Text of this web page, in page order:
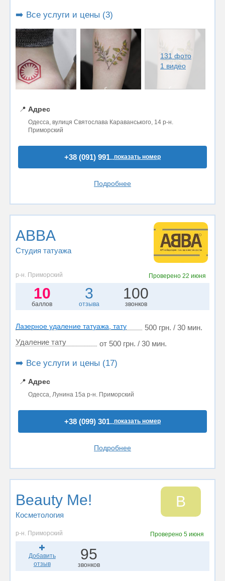
➡️ Все услуги и цены (3)
131 фото
1 видео
📍 Адрес
Одесса, вулиця Святослава Караванського, 14 р-н.
Приморский
+38 (091) 991..показать номер
Подробнее
ABBA
Студия татуажа
р-н. Приморский Проверено 22 июня
10
баллов
3
отзыва
100
звонков
Лазерное удаление татуажа, тату
500 грн. / 30 мин.
Удаление тату
от 500 грн. / 30 мин.
➡️ Все услуги и цены (17)
📍 Адрес
Одесса, Лунина 15а р-н. Приморский
+38 (099) 301..показать номер
Подробнее
Beauty Me!
Косметология
B
р-н. Приморский Проверено5 июня
Добавить
отзыв
95
звонков